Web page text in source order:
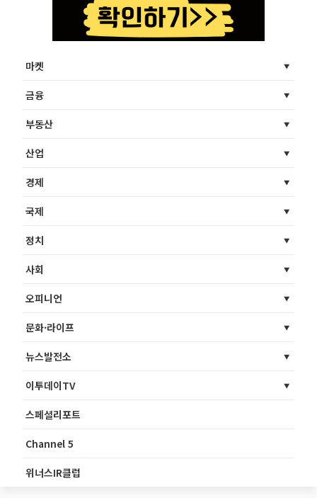
마켓
금융
부동산
산업
경제
국제
정치
사회
오피니언
문화·라이프
뉴스발전소
이투데이TV
스페셜리포트
Channel 5
위너스IR클럽